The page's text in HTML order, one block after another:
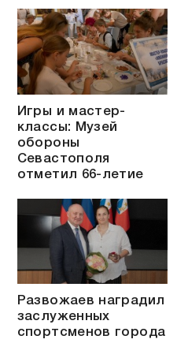
Игры и мастер-
классы: Музей
обороны
Севастополя
отметил 66-летие
Развожаев наградил
заслуженных
спортсменов города